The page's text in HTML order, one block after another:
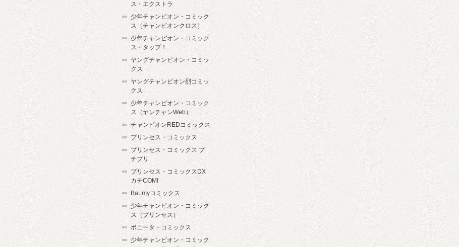
ス・エクストラ
少年チャンピオン・コミック
ス（チャンピオンクロス）
少年チャンピオン・コミック
ス・タップ！
ヤングチャンピオン・コミッ
クス
ヤングチャンピオン烈コミッ
クス
少年チャンピオン・コミック
ス（ヤンチャンWeb）
チャンピオンREDコミックス
プリンセス・コミックス
プリンセス・コミックス プ
チプリ
プリンセス・コミックスDX
カチCOMI
BaLmyコミックス
少年チャンピオン・コミック
ス（プリンセス）
ボニータ・コミックス
少年チャンピオン・コミック